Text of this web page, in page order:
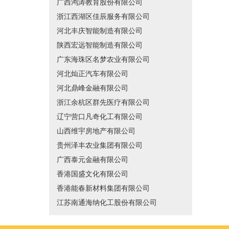
广西鸿涛教育股份有限公司
浙江西湖区佳辰服务有限公司
河北丰庆智能制造有限公司
陕西宏远智能制造有限公司
广东海珠区名梦农业有限公司
河北灿正汽车有限公司
河北鼎峰金融有限公司
浙江余杭区群先医疗有限公司
辽宁营口凡奇化工有限公司
山西维宇房地产有限公司
贵州泽丰农业集团有限公司
广西泰元金融有限公司
香港国盛文化有限公司
香港能春新材料集团有限公司
江苏南通海纳化工股份有限公司